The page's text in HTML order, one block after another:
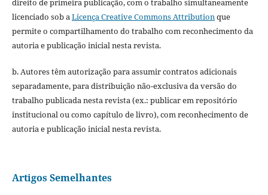
direito de primeira publicação, com o trabalho simultaneamente
licenciado sob aLicença Creative Commons Attributionque
permite o compartilhamento do trabalho com reconhecimento da
autoria e publicação inicial nesta revista.
b. Autores têm autorização para assumir contratos adicionais
separadamente, para distribuição não-exclusiva da versão do
trabalho publicada nesta revista (ex.: publicar em repositório
institucional ou como capítulo de livro), com reconhecimento de
autoria e publicação inicial nesta revista.
Artigos Semelhantes